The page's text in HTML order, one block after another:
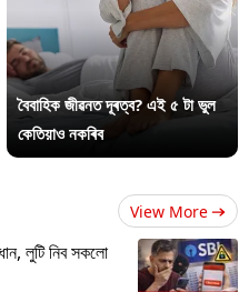
বৈবাহিক জীৱনত দূৰত্ব? এই ৫ টা ভুল
কেতিয়াও নকৰিব
View More
লুটি নিব সকলো